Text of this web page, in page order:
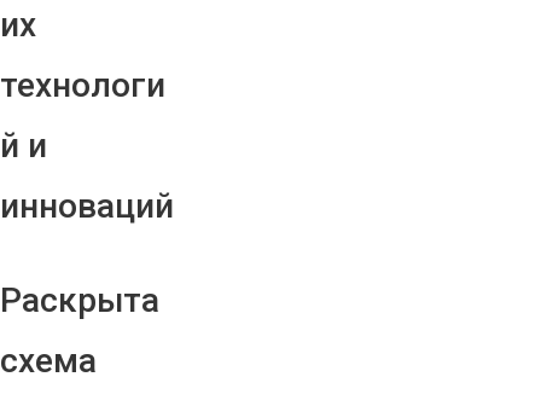
их
технологи
й и
инноваций
Раскрыта
схема